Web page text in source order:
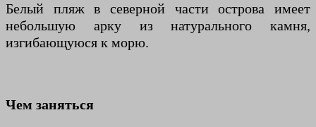
Белый пляж в северной части острова имеет
небольшую арку из натурального камня,
изгибающуюся к морю.
Чем заняться